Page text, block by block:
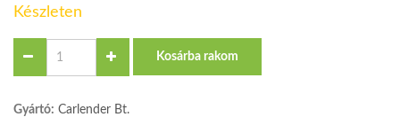
Készleten
Kosárba rakom
Gyártó: Carlender Bt.